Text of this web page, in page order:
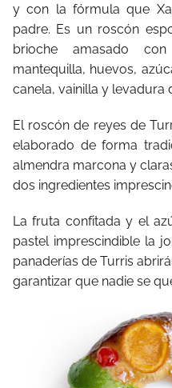
y con la fórmula que
padre. Es un roscón
brioche amasado
mantequilla, huevos,
canela, vainilla y levadura
El roscón de reyes de
elaborado de forma
almendra marcona y
dos ingredientes
La fruta confitada y el
pastel imprescindible la
panaderías de Turris
garantizar que nadie se